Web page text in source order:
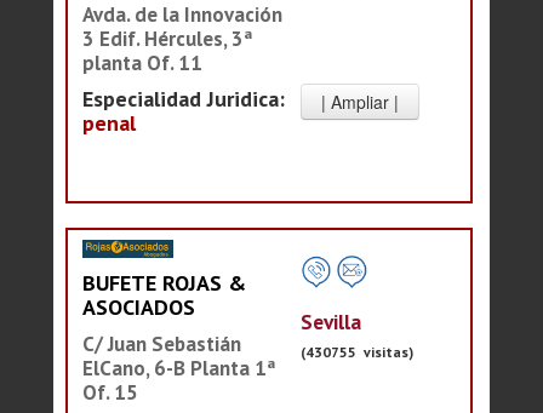
Avda. de la Innovación
3 Edif. Hércules, 3ª
planta Of. 11
Especialidad Juridica:
penal
BUFETE ROJAS &
ASOCIADOS
C/ Juan Sebastián
ElCano, 6-B Planta 1ª
Of. 15
Sevilla
(430755 visitas)